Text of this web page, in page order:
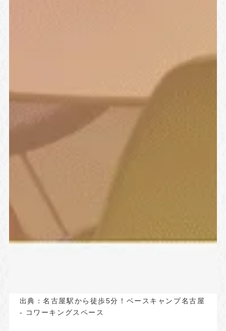
出典：名古屋駅から徒歩5分！ベースキャンプ名古屋
- コワーキングスペース